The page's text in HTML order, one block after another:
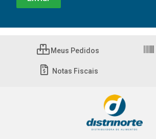
Meus Pedidos
Notas Fiscais